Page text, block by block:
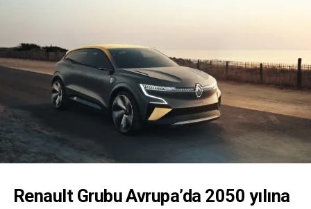
Renault Grubu Avrupa’da 2050 yılına